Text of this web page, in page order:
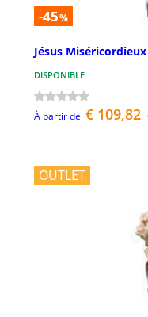
-45%
Jésus
DISPONIBLE
À partir de € 109,82
OUTLET